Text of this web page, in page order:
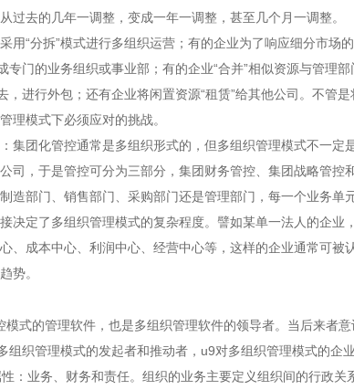
过去的几年一调整，变成一年一调整，甚至几个月一调整。
用“分拆”模式进行多组织运营；有的企业为了响应细分市场
专门的业务组织或事业部；有的企业“合并”相似资源与管理
，进行外包；还有企业将闲置资源“租赁”给其他公司。不管
理模式下必须应对的挑战。
集团化管控通常是多组织形式的，但多组织管理模式不一定
司，于是管控可分为三部分，集团财务管控、集团战略管控
造部门、销售部门、采购部门还是管理部门，每一个业务单
决定了多组织管理模式的复杂程度。譬如某单一法人的企业
、成本中心、利润中心、经营中心等，这样的企业通常可被
势。
式的管理软件，也是多组织管理软件的领导者。当后来者
组织管理模式的发起者和推动者，u9对多组织管理模式的企
：业务、财务和责任。组织的业务主要定义组织间的行政关